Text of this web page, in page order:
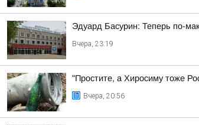
Эдуард Басурин: Теперь по-
Вчера, 23:19
"Простите, а Хиросиму тоже
Вчера, 20:56